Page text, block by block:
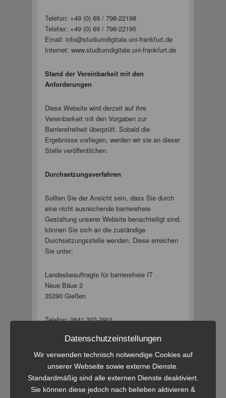
Telefon: +49 (0) 69 / 798-22198
Telefax: +49 (0) 69 / 798-22195
Email: info@studiumdigitale.uni-frankfurt.de
Internet: www.studiumdigitale.uni-frankfurt.de
Stand der Vereinbarkeit mit den
Anforderungen
Diese Website wird derzeit auf ihre
Vereinbarkeit mit den Vorgaben zur
Barrierefreiheit überprüft. Sobald die
Ergebnisse vorliegen, werden wir sie an dieser
Stelle veröffentlichen.
Durchsetzungsverfahren
Sollten Sie der Ansicht sein, dass Sie durch
eine nicht ausreichende barrierefreie
Gestaltung unserer Website benachteiligt sind,
können Sie sich an die zuständige
Durchsetzungsstelle wenden. Diese erreichen
Sie unter:
Landesbeauftragte für barrierefreie IT
Neue Bäue 2
35390 Gießen
Telefon: 0641 303-2901
Erstellung dieser Erklärung zur
Barrierefreiheit
Diese Erklärung wurde am 08.11.2023 erstellt.
Datenschutzeinstellungen
Wir verwenden technisch notwendige Cookies auf
unserer Webseite sowie externe Dienste.
Standardmäßig sind alle externen Dienste deaktiviert.
Sie können diese jedoch nach belieben aktivieren &